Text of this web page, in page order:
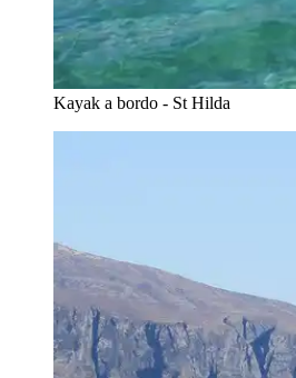
Kayak a bordo - St Hilda